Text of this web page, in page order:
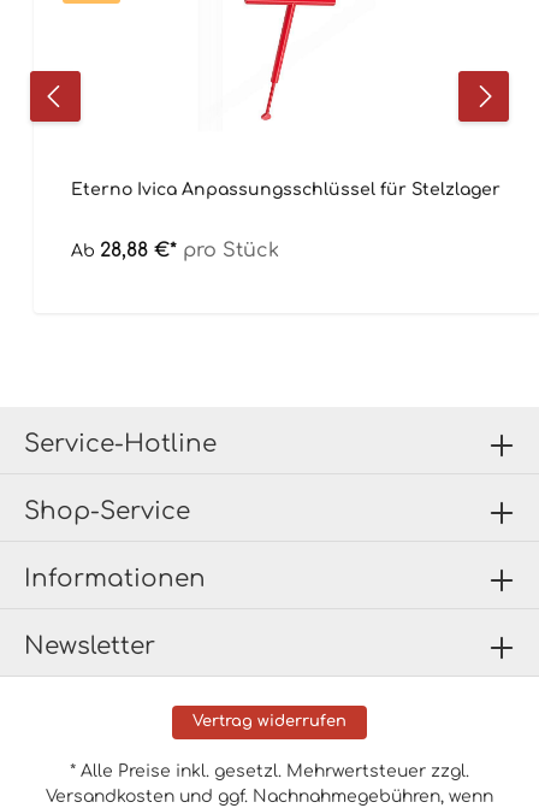
Eterno Ivica Anpassungsschlüssel für Stelzlager
Ab 28,88 €* pro Stück
Newsletter
Service-Hotline
Shop-Service
Informationen
Vertrag widerrufen
* Alle Preise inkl. gesetzl. Mehrwertsteuer zzgl.
Versandkosten und ggf. Nachnahmegebühren, wenn